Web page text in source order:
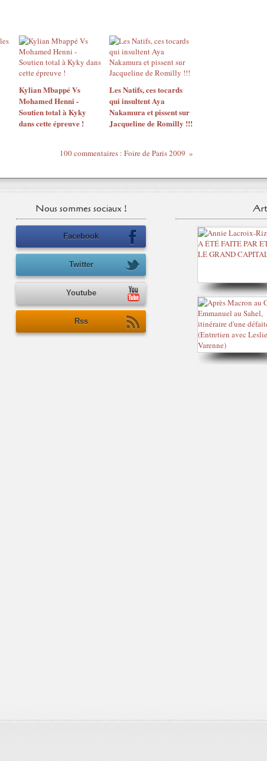
Kylian Mbappé Vs
Mohamed Henni -
Soutien total à Kyky
dans cette épreuve !
Les Natifs, ces tocards
qui insultent Aya
Nakamura et pissent sur
Jacqueline de Romilly !!!
100 commentaires : Foire de Paris 2009
Nous sommes sociaux !
Facebook
Twitter
Youtube
Rss